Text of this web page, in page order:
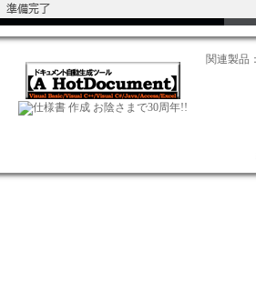
お陰さまで30周年!!
関連製品：